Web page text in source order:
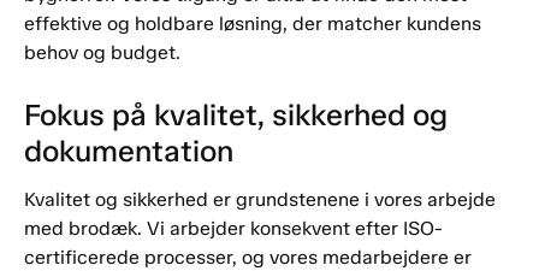
effektive og holdbare løsning, der matcher kundens
behov og budget.
Fokus på kvalitet, sikkerhed og
dokumentation
Kvalitet og sikkerhed er grundstenene i vores arbejde
med brodæk. Vi arbejder konsekvent efter ISO-
certificerede processer, og vores medarbejdere er